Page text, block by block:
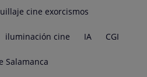
cine exorcismos
iluminación cine IA CGI
Salamanca